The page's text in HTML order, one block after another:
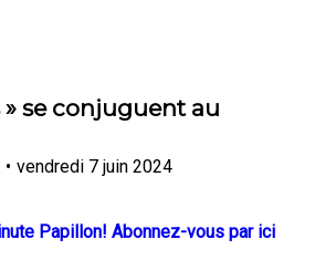
» se conjuguent au
• vendredi 7 juin 2024
Papillon! Abonnez-vous par ici